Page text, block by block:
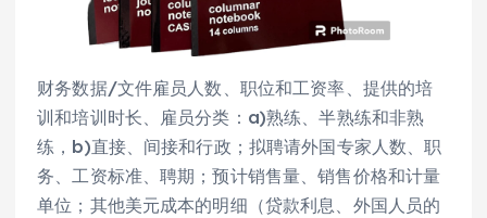
财务数据/文件雇员人数、职位和工资率、提供的培
训和培训时长、雇员分类：a)熟练、半熟练和非熟
练，b)直接、间接和行政；拟聘请外国专家人数、职
务、工资标准、聘期；预计销售量、销售价格和计量
单位；其他美元成本的明细（贷款利息、外国人员的